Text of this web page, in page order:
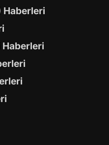
Haberleri